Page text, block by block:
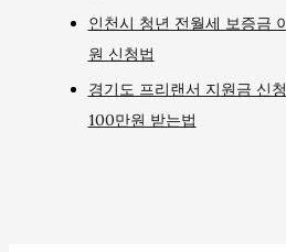
인천시 청년 전월세 보증금
원 신청법
경기도 프리랜서 지원금 신
100만원 받는법